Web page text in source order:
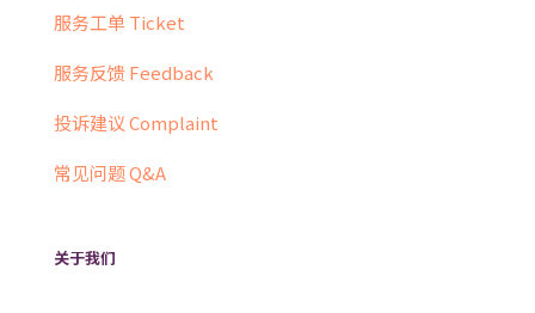
服务工单 Ticket
服务反馈 Feedback
投诉建议 Complaint
常见问题 Q&A
关于我们